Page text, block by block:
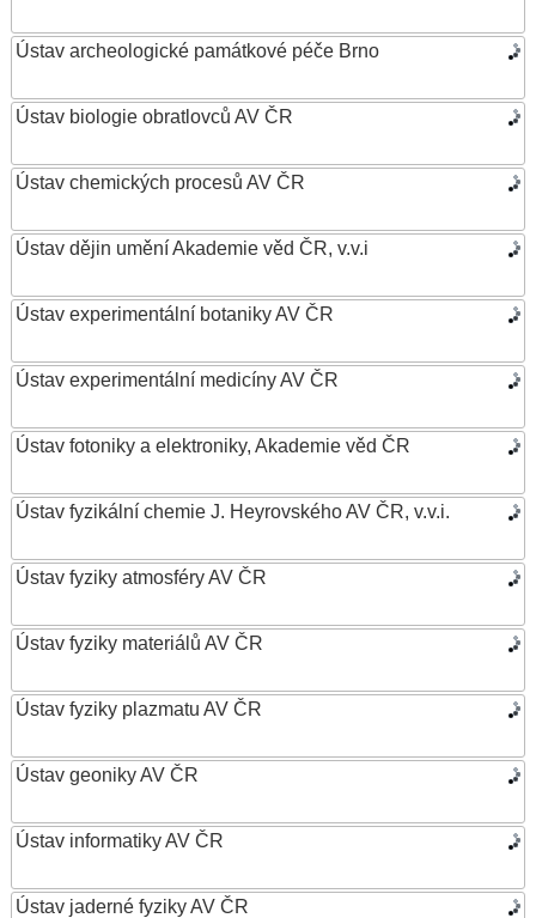
Ústav archeologické památkové péče Brno
Ústav biologie obratlovců AV ČR
Ústav chemických procesů AV ČR
Ústav dějin umění Akademie věd ČR, v.v.i
Ústav experimentální botaniky AV ČR
Ústav experimentální medicíny AV ČR
Ústav fotoniky a elektroniky, Akademie věd ČR
Ústav fyzikální chemie J. Heyrovského AV ČR, v.v.i.
Ústav fyziky atmosféry AV ČR
Ústav fyziky materiálů AV ČR
Ústav fyziky plazmatu AV ČR
Ústav geoniky AV ČR
Ústav informatiky AV ČR
Ústav jaderné fyziky AV ČR